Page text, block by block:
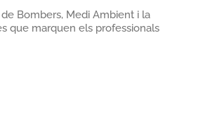
Bombers, Medi Ambient i la
que marquen els professionals